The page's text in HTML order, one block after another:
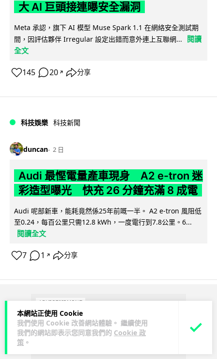
本網站正使用 Cookie
我們使用 Cookie 改善網站體驗。 繼續使用
我們的網站即表示您同意我們的 Cookie 政
策 。
大 AI 巨頭接連曝安全漏洞
Meta 承認，旗下 AI 模型 Muse Spark 1.1 在網絡安全測試期
間，因評估夥伴 Irregular 設定出錯而意外連上互聯網...
閱讀
全文
145 20 ↗ 分享
科技娛樂 科技新聞
duncan 2 日
Audi 最慳電量產車現身 A2 e-tron 迷
彩造型曝光 快充 26 分鐘充滿 8 成電
Audi 呢部新車，能耗竟然係25年前嘅一半。 A2 e-tron 風阻低
至0.24，每百公里只需12.8 kWh，一度電行到7.8公里。6...
閱讀全文
7 1 ↗ 分享
ADVERTISEMENT